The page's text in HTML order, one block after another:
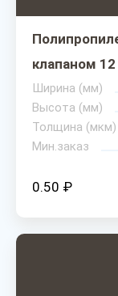
клапаном
Ширина (мм)
Высота (мм)
Толщина (мкм)
Мин.заказ
0.50 ₽